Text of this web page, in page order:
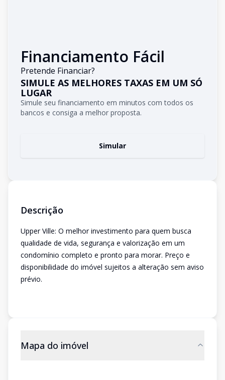
Financiamento Fácil
Pretende Financiar?
SIMULE AS MELHORES TAXAS EM UM SÓ
LUGAR
Simule seu financiamento em minutos com todos os
bancos e consiga a melhor proposta.
Simular
Descrição
Upper Ville: O melhor investimento para quem busca
qualidade de vida, segurança e valorização em um
condomínio completo e pronto para morar. Preço e
disponibilidade do imóvel sujeitos a alteração sem aviso
prévio.
Mapa do imóvel